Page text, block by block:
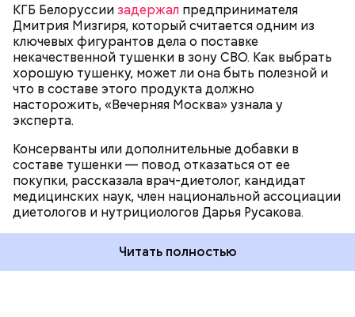
КГБ Белоруссиизадержал предпринимателя
Дмитрия Мизгиря, который считается одним из
ключевых фигурантов дела о поставке
некачественной тушенки в зону СВО. Как выбрать
хорошую тушенку, может ли она быть полезной и
что в составе этого продукта должно
насторожить, «Вечерняя Москва» узнала у
эксперта.
Консерванты или дополнительные добавки в
составе тушенки — повод отказаться от ее
покупки, рассказала врач-диетолог, кандидат
медицинских наук, член национальной ассоциации
диетологов и нутрициологов Дарья Русакова.
Читать полностью
Кабачок — 1 шт.
Желтый болгарский перец — 1 шт.
Красный болгарский перец — 1 шт.
Зеленый перец — 1 шт.
Баклажан — 1 шт.
Помидор — 2 шт.
Сыр адыгейский —200 гр.
350 граммов муки;
2 чайных ложки разрыхлителя;
150 граммов изюма.